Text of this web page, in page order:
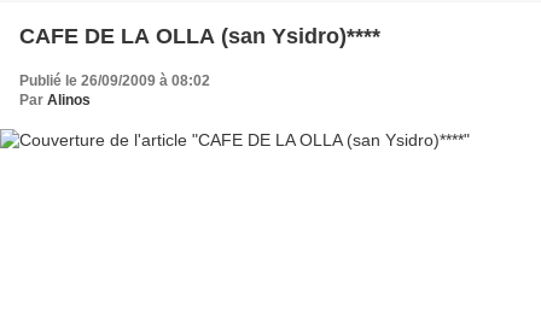
CAFE DE LA OLLA (san Ysidro)****
Publié le 26/09/2009 à 08:02
Par Alinos